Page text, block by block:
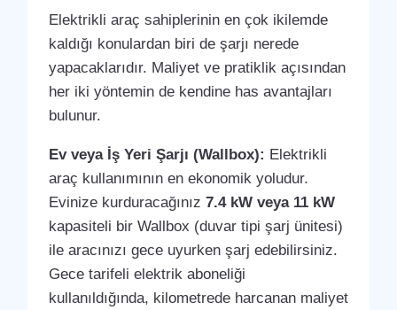
Elektrikli araç sahiplerinin en çok ikilemde
kaldığı konulardan biri de şarjı nerede
yapacaklarıdır. Maliyet ve pratiklik açısından
her iki yöntemin de kendine has avantajları
bulunur.
Ev veya İş Yeri Şarjı (Wallbox): Elektrikli
araç kullanımının en ekonomik yoludur.
Evinize kurduracağınız 7.4 kW veya 11 kW
kapasiteli bir Wallbox (duvar tipi şarj ünitesi)
ile aracınızı gece uyurken şarj edebilirsiniz.
Gece tarifeli elektrik aboneliği
kullanıldığında, kilometrede harcanan maliyet